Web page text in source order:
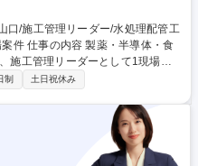
体・食
施工管理リーダーとして1現場の
、現場運営を担当します。 ■水
施工記録・各種管理書類の作成 ■
題の把握、上長・関係者への報
善対応 募集職種 山口/
主担当候補/製薬・半導体工場案
制 土日祝休み